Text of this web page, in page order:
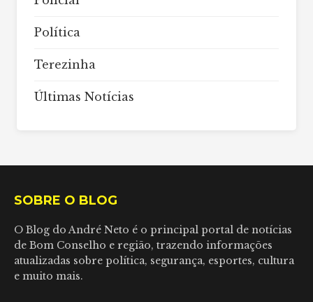
Política
Terezinha
Últimas Notícias
SOBRE O BLOG
O Blog do André Neto é o principal portal de notícias
de Bom Conselho e região, trazendo informações
atualizadas sobre política, segurança, esportes, cultura
e muito mais.